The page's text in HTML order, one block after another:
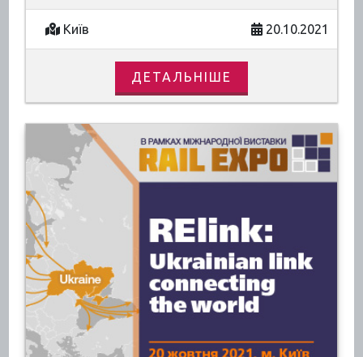
Київ 20.10.2021
ДЕТАЛЬНІШЕ